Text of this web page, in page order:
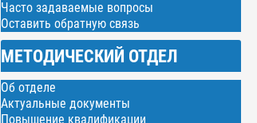
Часто задаваемые вопросы
Оставить обратную связь
МЕТОДИЧЕСКИЙ ОТДЕЛ
Об отделе
Актуальные документы
Повышение квалификации